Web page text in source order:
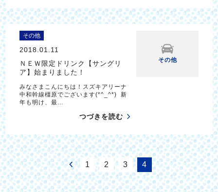
その他
2018.01.11
ＮＥＷ限定ドリンク【サングリ
ア】始まりました！
みなさまこんにちは！スズキアリーナ
中和幹線橿原でございます(*^_^*) 新
年も明け、最…
つづきを読む
その他
1 2 3 4